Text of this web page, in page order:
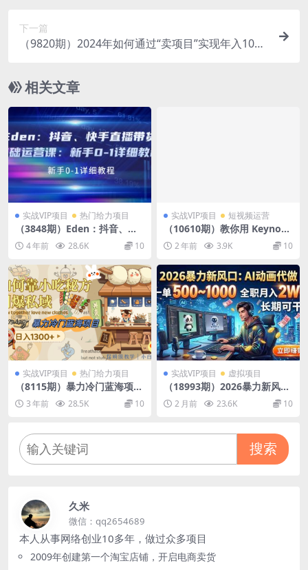
下一篇
（9820期）2024年如何通过“卖项目”实现年入100
相关文章
实战VIP项目 热门给力项目
（3848期）Eden：抖音、快
手直播带货基础运营课：新手
0-1详细教程
4 年前 28.6K 10
实战VIP项目 短视频运营
（10610期）教你用 Keynote
做视频，将完整流程拆分清晰
的步骤，向你细细道来-22节
课
2 年前 3.9K 10
实战VIP项目 热门给力项目
（8115期）暴力冷门蓝海项
目，如何靠小吃秘方引爆私
域，日入1300+（附配方资
3 年前 28.5K 10
实战VIP项目 虚拟项目
（18993期）2026暴力新风
口：AI动画代做，一单500~1
000，全职月入2W+，长期可
2 月前 23.6K 10
搜索
久米
微信：qq2654689
本人从事网络创业10多年，做过众多项目
2009年创建第一个淘宝店铺，开启电商卖货